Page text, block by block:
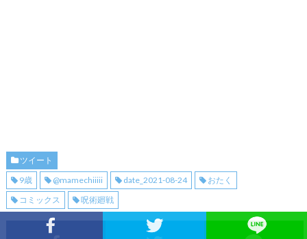
ツイート
9歳
@mamechiiiii date_2021-08-24
おたく
コミックス
呪術廻戦
Facebookでシェア Twitterでシェア